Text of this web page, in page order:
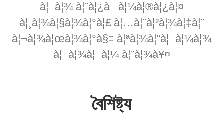
à¦¯à¦¾ à¦¨à¦¿à¦¯à¦¼à¦®à¦¿à¦¤
à¦¸à¦¾à¦§à¦¾à¦°à¦£ à¦…à¦¨à¦²à¦¾à¦‡à¦¨
à¦¬à¦¾à¦œà¦¾à¦°à§‡ à¦ªà¦¾à¦“à¦¯à¦¼à¦¾
à¦¯à¦¾à¦¯à¦¼ à¦¨à¦¾à¥¤
বৈশিষ্ট্য